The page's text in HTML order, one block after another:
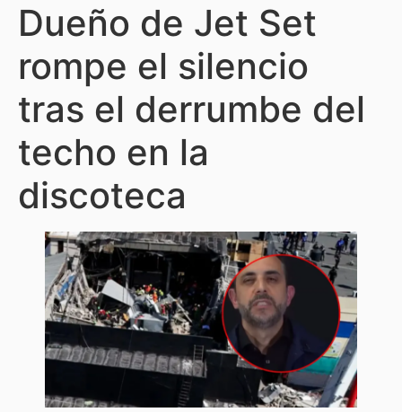
Dueño de Jet Set
rompe el silencio
tras el derrumbe del
techo en la
discoteca